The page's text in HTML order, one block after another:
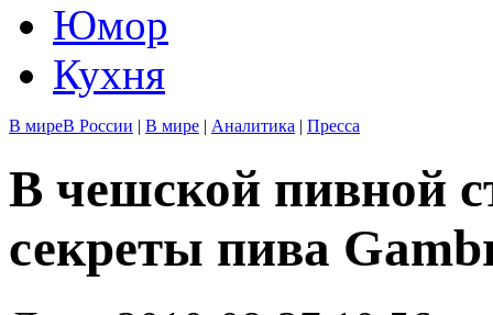
Юмор
Кухня
В миреВ России | В мире | Аналитика | Пресса
В чешской пивной
секреты пива